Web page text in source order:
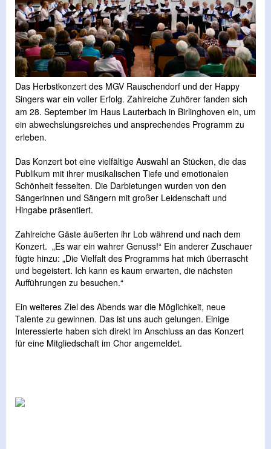
Das Herbstkonzert des MGV Rauschendorf und der Happy
Singers war ein voller Erfolg. Zahlreiche Zuhörer fanden sich
am 28. September im Haus Lauterbach in Birlinghoven ein, um
ein abwechslungsreiches und ansprechendes Programm zu
erleben.
Das Konzert bot eine vielfältige Auswahl an Stücken, die das
Publikum mit ihrer musikalischen Tiefe und emotionalen
Schönheit fesselten. Die Darbietungen wurden von den
Sängerinnen und Sängern mit großer Leidenschaft und
Hingabe präsentiert.
Zahlreiche Gäste äußerten ihr Lob während und nach dem
Konzert. „Es war ein wahrer Genuss!“ Ein anderer Zuschauer
fügte hinzu: „Die Vielfalt des Programms hat mich überrascht
und begeistert. Ich kann es kaum erwarten, die nächsten
Aufführungen zu besuchen.“
Ein weiteres Ziel des Abends war die Möglichkeit, neue
Talente zu gewinnen. Das ist uns auch gelungen. Einige
Interessierte haben sich direkt im Anschluss an das Konzert
für eine Mitgliedschaft im Chor angemeldet.